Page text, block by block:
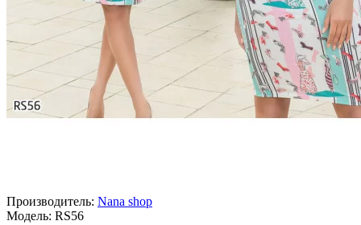
Производитель: Nana shop
Модель: RS56